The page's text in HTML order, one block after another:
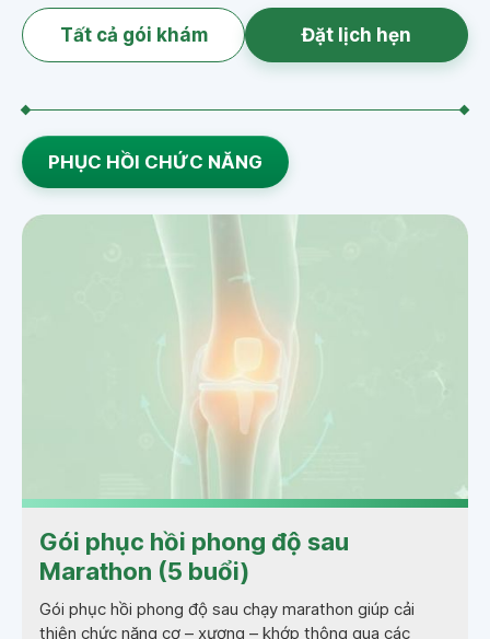
Tất cả gói khám Đặt lịch hẹn
PHỤC HỒI CHỨC NĂNG
Gói phục hồi phong độ sau
Marathon (5 buổi)
Gói phục hồi phong độ sau chạy marathon giúp cải
thiện chức năng cơ – xương – khớp thông qua các